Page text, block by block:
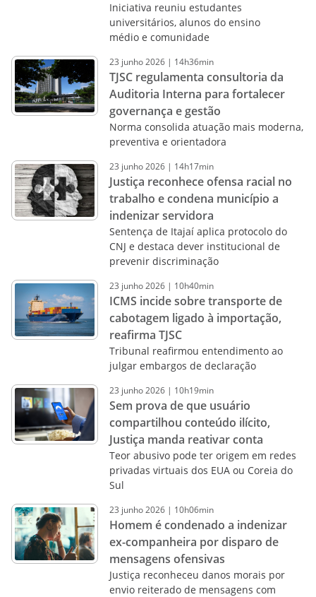
Iniciativa reuniu estudantes
universitários, alunos do ensino
médio e comunidade
23 junho2026 | 14h36min
TJSC regulamenta consultoria da
Auditoria Interna para fortalecer
governança e gestão
Norma consolida atuação mais moderna,
preventiva e orientadora
23 junho2026 | 14h17min
Justiça reconhece ofensa racial no
trabalho e condena município a
indenizar servidora
Sentença de Itajaí aplica protocolo do
CNJ e destaca dever institucional de
prevenir discriminação
23 junho2026 | 10h40min
ICMS incide sobre transporte de
cabotagem ligado à importação,
reafirma TJSC
Tribunal reafirmou entendimento ao
julgar embargos de declaração
23 junho2026 | 10h19min
Sem prova de que usuário
compartilhou conteúdo ilícito,
Justiça manda reativar conta
Teor abusivo pode ter origem em redes
privadas virtuais dos EUA ou Coreia do
Sul
23 junho2026 | 10h06min
Homem é condenado a indenizar
ex-companheira por disparo de
mensagens ofensivas
Justiça reconheceu danos morais por
envio reiterado de mensagens com